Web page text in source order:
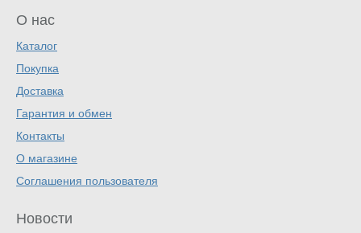
О нас
Каталог
Покупка
Доставка
Гарантия и обмен
Контакты
О магазине
Соглашения пользователя
Новости